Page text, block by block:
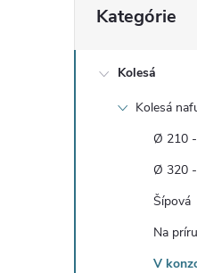
o
kategórie
Kategórie
Kolesá
Kolesá
Ø 210
Ø 320
Šípová
Na
V